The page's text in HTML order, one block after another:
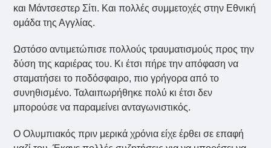
και Μάντσεστερ Σίτι. Και πολλές συμμετοχές στην Εθνική
ομάδα της Αγγλίας.
Ωστόσο αντιμετώπισε πολλούς τραυματισμούς προς την
δύση της καριέρας του. Κι έτσι πήρε την απόφαση να
σταματήσει το ποδόσφαιρο, πιο γρήγορα από το
συνηθισμένο. Ταλαιπωρήθηκε πολύ κι έτσι δεν
μπορούσε να παραμείνει ανταγωνιστικός.
Ο Ολυμπιακός πριν μερικά χρόνια είχε έρθει σε επαφή